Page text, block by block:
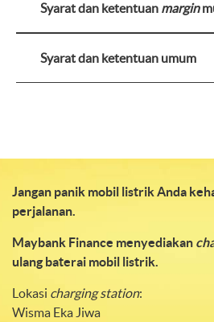
Syarat dan ketentuan margin
Syarat dan ketentuan umum
Jangan panik mobil listrik Anda
perjalanan.
Maybank Finance menyediakan
ulang baterai mobil listrik.
Lokasi charging station:
Wisma Eka Jiwa